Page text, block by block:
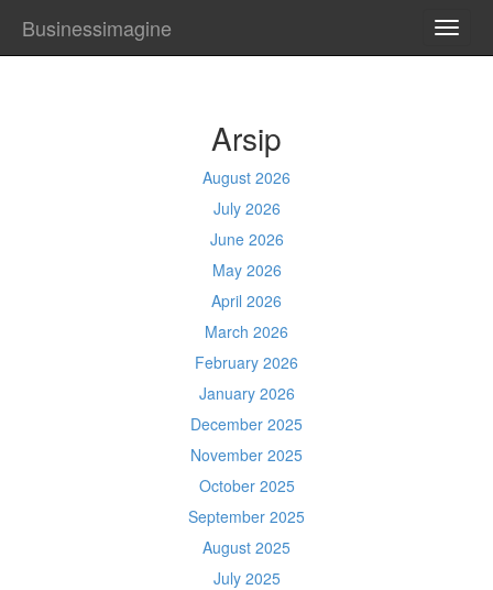
Businessimagine
Arsip
August 2026
July 2026
June 2026
May 2026
April 2026
March 2026
February 2026
January 2026
December 2025
November 2025
October 2025
September 2025
August 2025
July 2025